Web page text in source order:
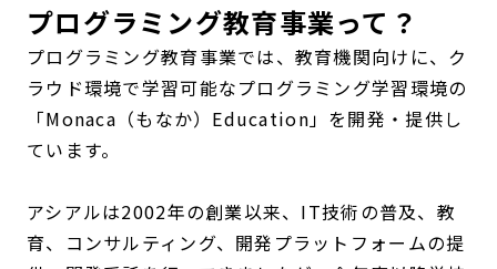
プログラミング教育事業って？
プログラミング教育事業では、教育機関向けに、ク
ラウド環境で学習可能なプログラミング学習環境の
「Monaca（もなか）Education」を開発・提供し
ています。
アシアルは2002年の創業以来、IT技術の普及、教
育、コンサルティング、開発プラットフォームの提